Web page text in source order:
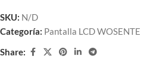
SKU: N/D
Categoría: Pantalla LCD WOSENTE
Share: